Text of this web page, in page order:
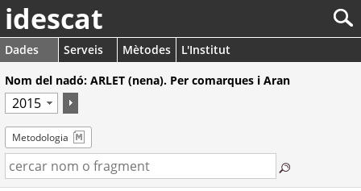
idescat
Dades Serveis Mètodes
L'Institut
Nom del nadó: ARLET (nena). Per comarques i Aran
Metodologia